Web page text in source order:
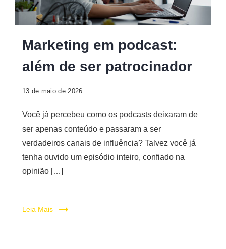
Marketing em podcast:
além de ser patrocinador
13 de maio de 2026
Você já percebeu como os podcasts deixaram de
ser apenas conteúdo e passaram a ser
verdadeiros canais de influência? Talvez você já
tenha ouvido um episódio inteiro, confiado na
opinião […]
Leia Mais